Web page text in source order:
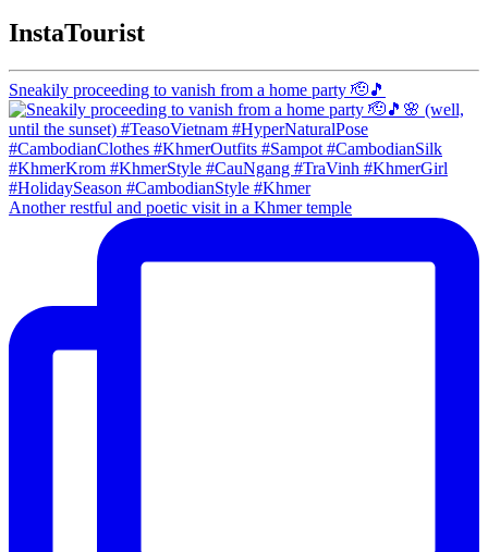
InstaTourist
Sneakily proceeding to vanish from a home party 🫡🎵
Another restful and poetic visit in a Khmer temple